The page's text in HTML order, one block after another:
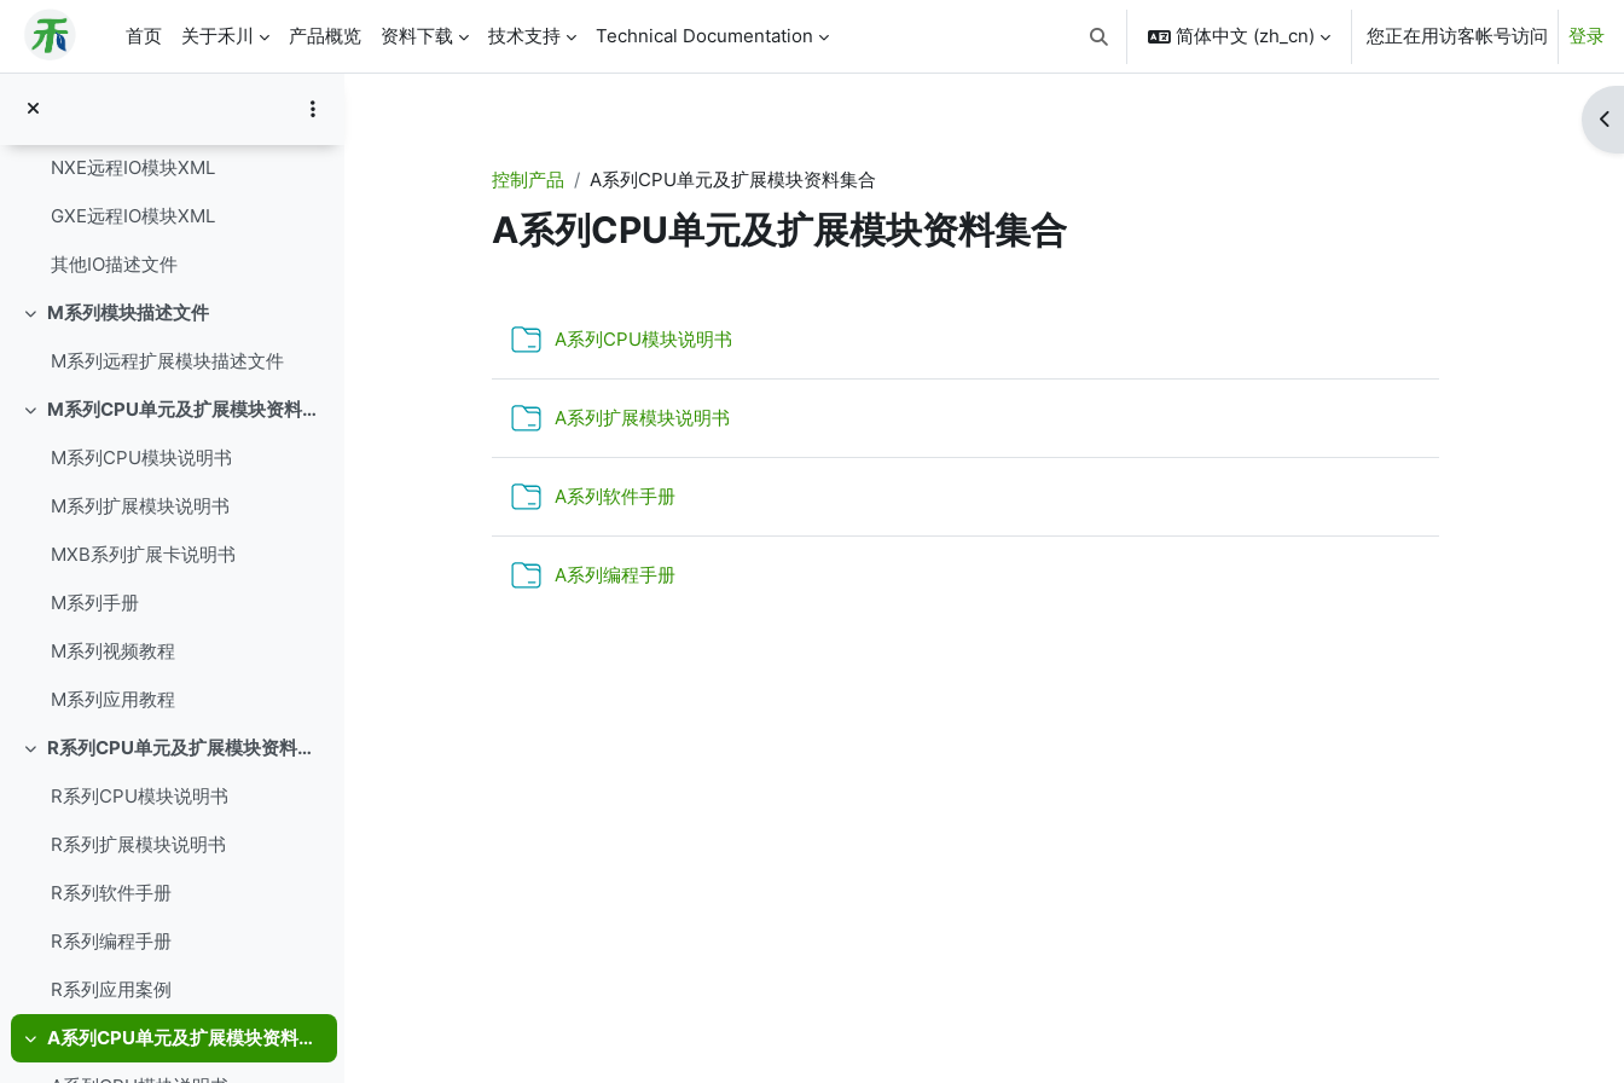
跳到主要内容
首页 关于禾川 产品概览 资料下载 技术支持 Technical Documentation 切换搜索输入简体中文 ‎(zh_cn)‎ 您正在用访客帐号访问 登录
折叠Q系列包文件及模块描述文件
Q系列 产品包文件
NXE远程IO模块XML
GXE远程IO模块XML
其他IO描述文件
折叠M系列模块描述文件
M系列远程扩展模块描述文件
折叠 M系列CPU单元及扩展模块资料集合
M系列CPU模块说明书
M系列扩展模块说明书
MXB系列扩展卡说明书
M系列手册
M系列视频教程
M系列应用教程
折叠 R系列CPU单元及扩展模块资料集合
R系列CPU模块说明书
R系列扩展模块说明书
R系列软件手册
R系列编程手册
R系列应用案例
折叠 A系列CPU单元及扩展模块资料集合
打
控制产品 A系列CPU单元及扩展模块资料集合
A系列CPU单元及扩展模块资料集合
A系列CPU模块说明书文件夹
A系列扩展模块说明书文件夹
A系列软件手册文件夹
A系列编程手册文件夹